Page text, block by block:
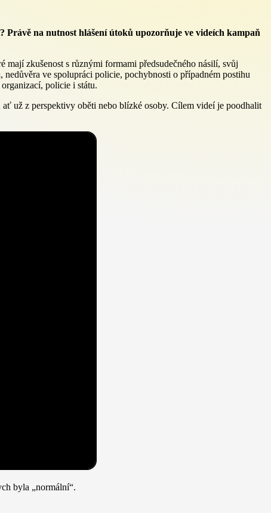
na nutnost hlášení útoků upozorňuje ve videích kampaň
zkušenost s různými formami předsudečného násilí, svůj
ve spolupráci policie, pochybnosti o případném postihu
policie i státu.
už z perspektivy oběti nebo blízké osoby. Cílem videí je poodhalit
byla „normální“.